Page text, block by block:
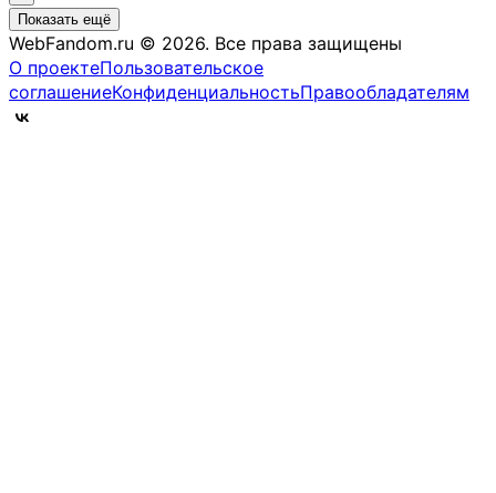
Показать ещё
WebFandom.ru © 2026. Все права защищены
О проектеПользовательское
соглашениеКонфиденциальностьПравообладателям